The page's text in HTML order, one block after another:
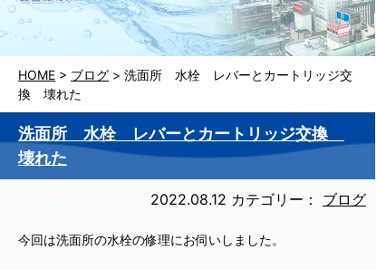
HOME > ブログ > 洗面所 水栓 レバーとカートリッジ交
換 壊れた
洗面所 水栓 レバーとカートリッジ交換
壊れた
2022.08.12 カテゴリー： ブログ
今回は洗面所の水栓の修理にお伺いしました。